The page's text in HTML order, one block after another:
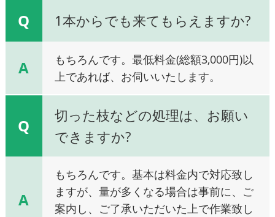
Q 1本からでも来てもらえますか?
A
もちろんです。最低料金(総額3,000円)以
上であれば、お伺いいたします。
Q
切った枝などの処理は、お願い
できますか?
A
もちろんです。基本は料金内で対応致し
ますが、量が多くなる場合は事前に、ご
案内し、ご了承いただいた上で作業致し